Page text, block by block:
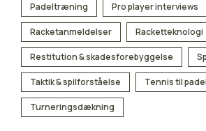
Padeltræning Pro player interviews
Racketanmeldelser Racketteknologi
Restitution & skadesforebyggelse
Taktik & spilforståelse Tennis til
Turneringsdækning